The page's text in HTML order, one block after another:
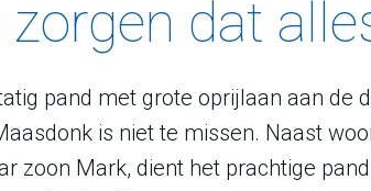
zorgen dat
pand met grote oprijlaan aan de
is niet te missen. Naast
zoon Mark, dient het prachtige